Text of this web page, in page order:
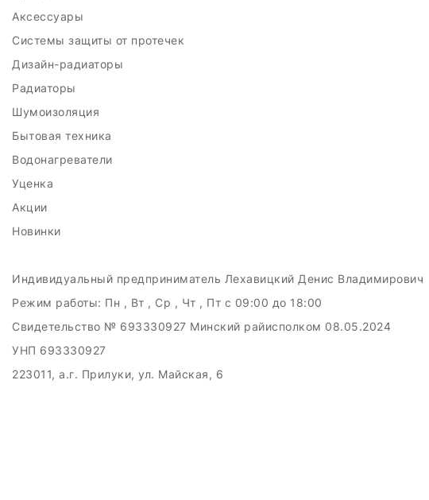
Аксессуары
Системы защиты от протечек
Дизайн-радиаторы
Радиаторы
Шумоизоляция
Бытовая техника
Водонагреватели
Уценка
Акции
Новинки
Индивидуальный предприниматель Лехавицкий Денис Владимирович
Режим работы: Пн , Вт , Ср , Чт , Пт c 09:00 до 18:00
Свидетельство № 693330927 Минский райисполком 08.05.2024
УНП 693330927
223011, а.г. Прилуки, ул. Майская, 6